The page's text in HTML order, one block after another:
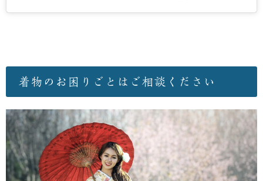
着物のお困りごとはご相談ください